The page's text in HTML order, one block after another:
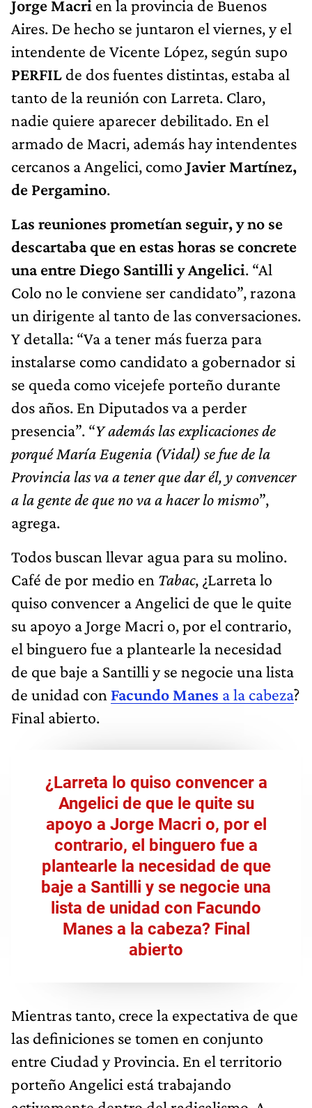
Jorge Macri en la provincia de Buenos
Aires. De hecho se juntaron el viernes, y el
intendente de Vicente López, según supo
PERFIL de dos fuentes distintas, estaba al
tanto de la reunión con Larreta. Claro,
nadie quiere aparecer debilitado. En el
armado de Macri, además hay intendentes
cercanos a Angelici, como Javier Martínez,
de Pergamino.
Las reuniones prometían seguir, y no se
descartaba que en estas horas se concrete
una entre Diego Santilli y Angelici. “Al
Colo no le conviene ser candidato”, razona
un dirigente al tanto de las conversaciones.
Y detalla: “Va a tener más fuerza para
instalarse como candidato a gobernador si
se queda como vicejefe porteño durante
dos años. En Diputados va a perder
presencia”. “Y además las explicaciones de
porqué María Eugenia (Vidal) se fue de la
Provincia las va a tener que dar él, y convencer
a la gente de que no va a hacer lo mismo”,
agrega.
Todos buscan llevar agua para su molino.
Café de por medio en Tabac, ¿Larreta lo
quiso convencer a Angelici de que le quite
su apoyo a Jorge Macri o, por el contrario,
el binguero fue a plantearle la necesidad
de que baje a Santilli y se negocie una lista
de unidad con Facundo Manes a la cabeza?
Final abierto.
¿Larreta lo quiso convencer a
Angelici de que le quite su
apoyo a Jorge Macri o, por el
contrario, el binguero fue a
plantearle la necesidad de que
baje a Santilli y se negocie una
lista de unidad con Facundo
Manes a la cabeza? Final
abierto
Mientras tanto, crece la expectativa de que
las definiciones se tomen en conjunto
entre Ciudad y Provincia. En el territorio
porteño Angelici está trabajando